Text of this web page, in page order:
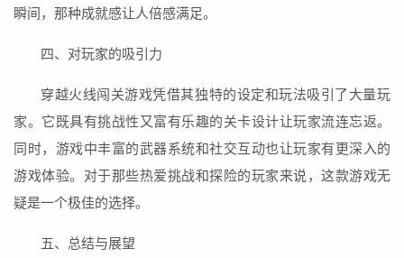
瞬间，那种成就感让人倍感满足。
四、对玩家的吸引力
穿越火线闯关游戏凭借其独特的设定和玩法吸引了大量玩
家。它既具有挑战性又富有乐趣的关卡设计让玩家流连忘返。
同时，游戏中丰富的武器系统和社交互动也让玩家有更深入的
游戏体验。对于那些热爱挑战和探险的玩家来说，这款游戏无
疑是一个极佳的选择。
五、总结与展望